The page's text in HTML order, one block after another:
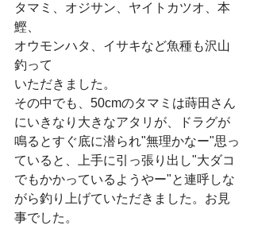
タマミ、オジサン、ヤイトカツオ、本
鰹、
オウモンハタ、イサキなど魚種も沢山
釣って
いただきました。
その中でも、50cmのタマミは蒔田さん
にいきなり大きなアタリが、ドラグが
鳴るとすぐ底に潜られ"無理かなー"思っ
ていると、上手に引っ張り出し"大ダコ
でもかかっているようやー"と連呼しな
がら釣り上げていただきました。お見
事でした。